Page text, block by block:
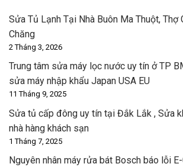
Sửa Tủ Lạnh Tại Nhà Buôn Ma Thuột, Thợ
Chăng
2 Tháng 3, 2026
Trung tâm sửa máy lọc nước uy tín ở TP
sửa máy nhập khẩu Japan USA EU
11 Tháng 9, 2025
Sửa tủ cấp đông uy tín tại Đắk Lắk , Sửa
nhà hàng khách sạn
1 Tháng 7, 2025
Nguyên nhân máy rửa bát Bosch báo lỗi